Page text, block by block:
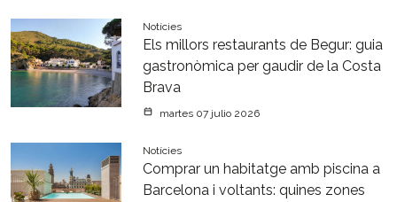
Notícies
Els millors restaurants de Begur: guia
gastronòmica per gaudir de la Costa
Brava
martes 07 julio 2026
Notícies
Comprar un habitatge amb piscina a
Barcelona i voltants: quines zones